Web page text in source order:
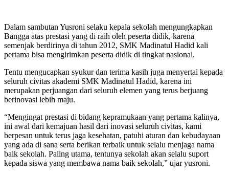
Dalam sambutan Yusroni selaku kepala sekolah mengungkapkan
Bangga atas prestasi yang di raih oleh peserta didik, karena
semenjak berdirinya di tahun 2012, SMK Madinatul Hadid kali
pertama bisa mengirimkan peserta didik di tingkat nasional.
Tentu mengucapkan syukur dan terima kasih juga menyertai kepada
seluruh civitas akademi SMK Madinatul Hadid, karena ini
merupakan perjuangan dari seluruh elemen yang terus berjuang
berinovasi lebih maju.
“Mengingat prestasi di bidang kepramukaan yang pertama kalinya,
ini awal dari kemajuan hasil dari inovasi seluruh civitas, kami
berpesan untuk terus jaga kesehatan, patuhi aturan dan kebudayaan
yang ada di sana serta berikan terbaik untuk selalu menjaga nama
baik sekolah. Paling utama, tentunya sekolah akan selalu suport
kepada siswa yang membawa nama baik sekolah,” ujar yusroni.